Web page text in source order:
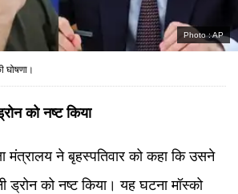
Photo :AP
को नष्ट किया
ने बृहस्पतिवार को कहा कि उसने
ड्रोन को नष्ट किया। यह घटना मॉस्को